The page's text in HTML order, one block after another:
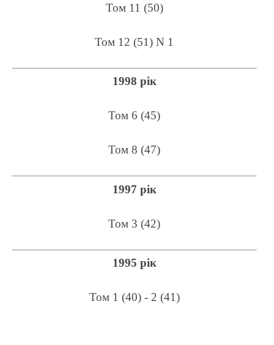
Том 11 (50)
Том 12 (51) N 1
1998 рік
Том 6 (45)
Том 8 (47)
1997 рік
Том 3 (42)
1995 рік
Том 1 (40) - 2 (41)